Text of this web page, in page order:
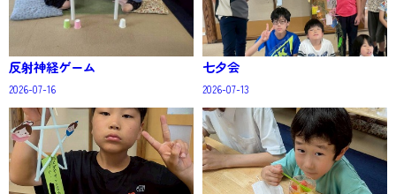
反射神経ゲーム
2026-07-16
七夕会
2026-07-13